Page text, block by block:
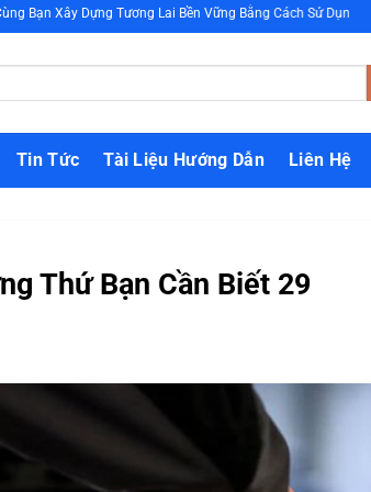
Tương Lai Bền Vững Bằng Cách Sử Dụng Năng Lượng Xanh
Tin Tức Tài Liệu Hướng Dẫn Liên Hệ
Thứ Bạn Cần Biết 29